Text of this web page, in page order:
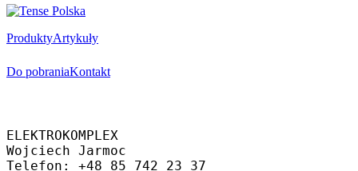
ProduktyArtykuły
Do pobraniaKontakt
ELEKTROKOMPLEX
Wojciech Jarmoc
Telefon: +48 85 742 23 37